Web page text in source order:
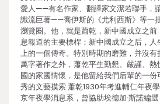
愛人——有名作家、翻譯家文潔若聯手，
識流巨著——喬伊斯的《尤利西斯》等一
瀏覽圈。他，就是蕭乾，新中國成立之
息報道的主要標桿；新中國成立之后，
上的一個傳奇。特別時期的磨難，并沒
萬字著作之外，蕭乾平生勤懇、嚴謹、
國的家國情懷，是他留給我們后輩的一份
秀的文藝摸索 蕭乾1930年考進輔仁年夜
京年夜學消息系，曾協助埃德加·斯諾編